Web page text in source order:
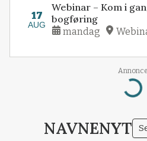
17
AUG
Webinar – Kom i
bogføring
mandag
Annonce
Loading...
NAVNENYT